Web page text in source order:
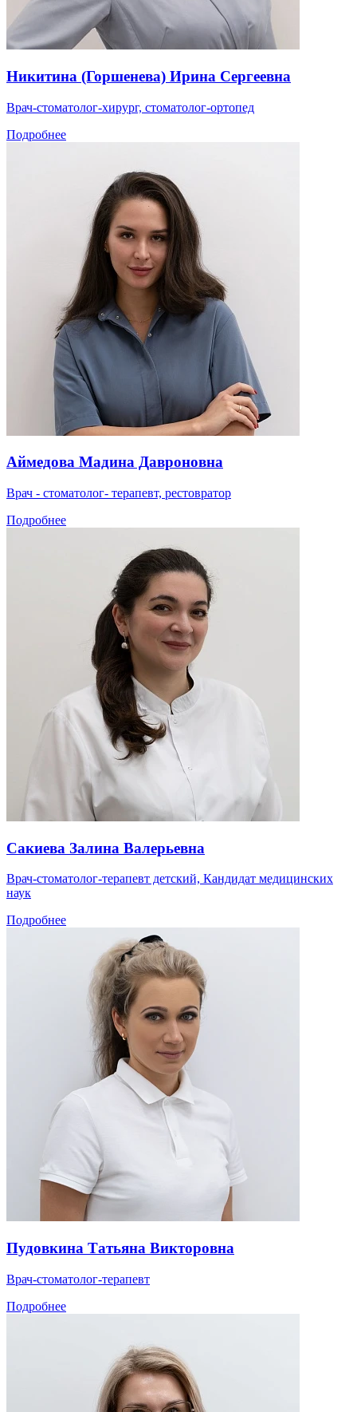
Никитина (Горшенева) Ирина Сергеевна
Врач-стоматолог-хирург, стоматолог-ортопед
Подробнее
Аймедова Мадина Давроновна
Врач - стоматолог- терапевт, рестовратор
Подробнее
Сакиева Залина Валерьевна
Врач-стоматолог-терапевт детский, Кандидат медицинских
наук
Подробнее
Пудовкина Татьяна Викторовна
Врач-стоматолог-терапевт
Подробнее